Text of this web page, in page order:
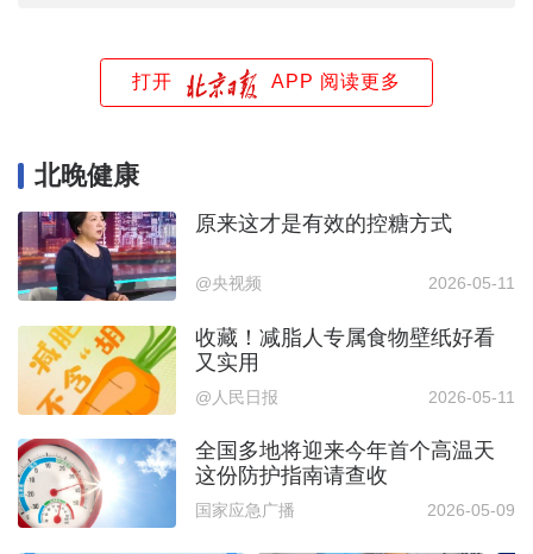
打开 APP 阅读更多
北晚健康
原来这才是有效的控糖方式
@央视频 2026-05-11
收藏！减脂人专属食物壁纸好看
又实用
@人民日报 2026-05-11
全国多地将迎来今年首个高温天
这份防护指南请查收
国家应急广播 2026-05-09